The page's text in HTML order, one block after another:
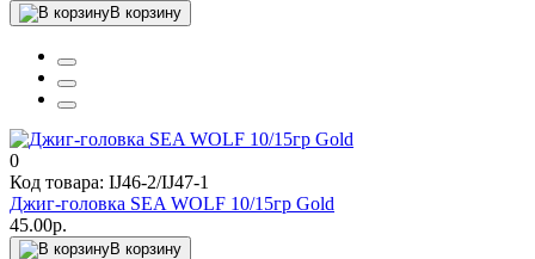
В корзину
0
Код товара: IJ46-2/IJ47-1
Джиг-головка SEA WOLF 10/15гр Gold
45.00р.
В корзину